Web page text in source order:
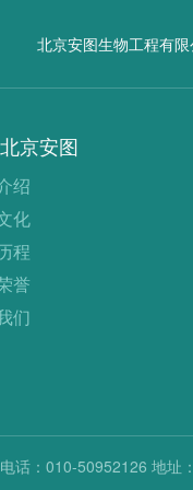
北京安图生物工程有限
京安图
绍
化
程
誉
们
电话：010-50952126 地址